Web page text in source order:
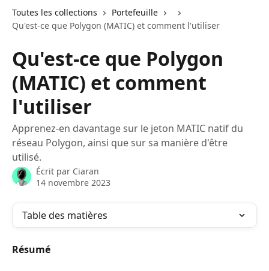
Toutes les collections
Portefeuille
Qu'est-ce que Polygon (MATIC) et comment l'utiliser
Qu'est-ce que Polygon
(MATIC) et comment
l'utiliser
Apprenez-en davantage sur le jeton MATIC natif du
réseau Polygon, ainsi que sur sa manière d'être
utilisé.
Écrit par Ciaran
14 novembre 2023
Table des matières
Résumé